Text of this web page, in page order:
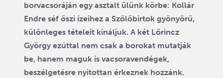
borvacsoráján egy asztalt ülünk körbe: Kollár
Endre séf őszi ízeihez a Szőlőbirtok gyönyörű,
különleges tételeit kínáljuk. A két Lőrincz
György ezúttal nem csak a borokat mutatják
be, hanem maguk is vacsoravendégek,
beszélgetésre nyitottan érkeznek hozzánk.